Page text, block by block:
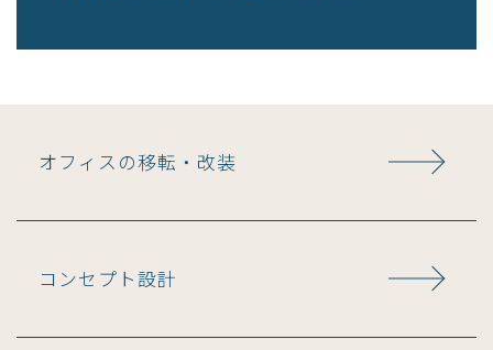
オフィスの移転・改装
コンセプト設計